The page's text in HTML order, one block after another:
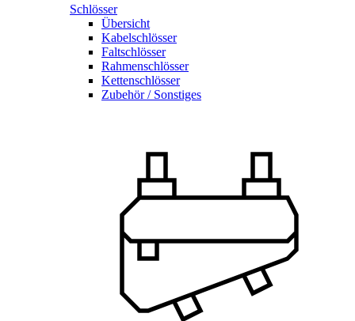
Schlösser
Übersicht
Kabelschlösser
Faltschlösser
Rahmenschlösser
Kettenschlösser
Zubehör / Sonstiges